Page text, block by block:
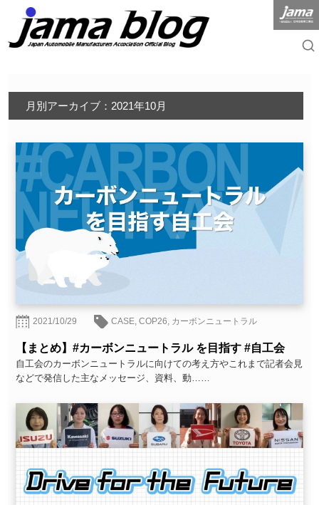
月別アーカイブ：2021年10月
2021/10/29 CASE ,COP26 カーボンニュートラル
【まとめ】#カーボンニュートラル を目指す #自工会
自工会のカーボンニュートラルに向けての考え方やこれまで記者会見
などで発信した主なメッセージ、資料、動……